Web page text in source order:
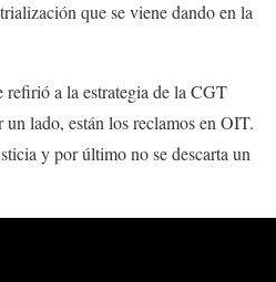
que se viene dando en la
refirió a la estrategia de la CGT
lado, están los reclamos en OIT.
y por último no se descarta un